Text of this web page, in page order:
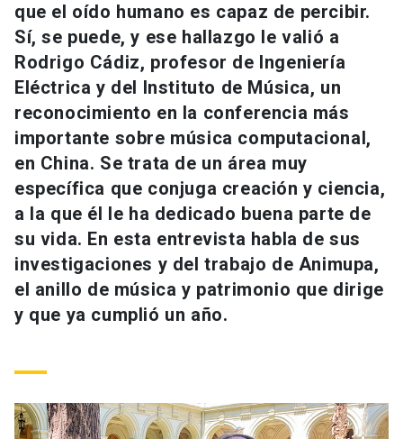
Futuros estudiantes
Estudiantes
Académicos
Personal
Alumni launch
Padres y familia
Vecinos
Go to english site launch
ACCESOS DIRECTOS
launch
Mi Cuenta UC launch
Correo UC
Mi Portal UC launch
Medios Biblioteca launch
que el oído humano es capaz de percibir.
Sí, se puede, y ese hallazgo le valió a
Rodrigo Cádiz, profesor de Ingeniería
Eléctrica y del Instituto de Música, un
reconocimiento en la conferencia más
importante sobre música computacional,
en China. Se trata de un área muy
específica que conjuga creación y ciencia,
a la que él le ha dedicado buena parte de
su vida. En esta entrevista habla de sus
investigaciones y del trabajo de Animupa,
el anillo de música y patrimonio que dirige
y que ya cumplió un año.